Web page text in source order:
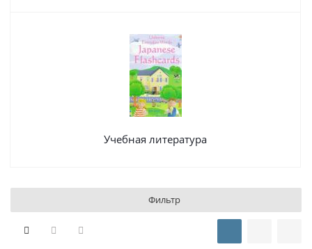
Учебная литература
Фильтр